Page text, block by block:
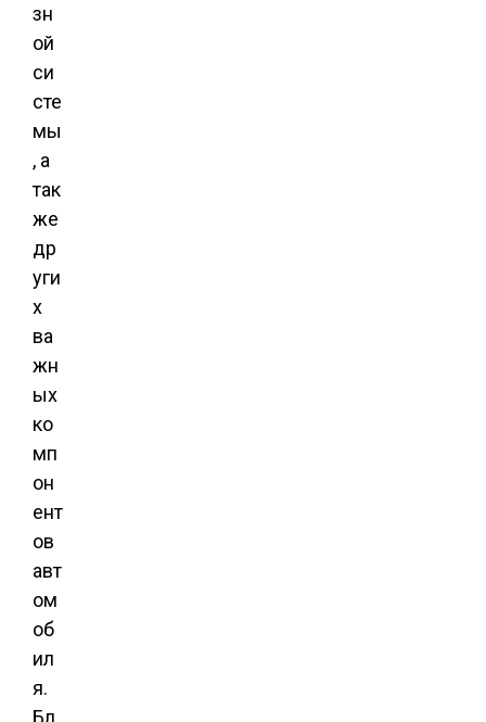
зн
ой
си
сте
мы
, а
так
же
др
уги
х
ва
жн
ых
ко
мп
он
ент
ов
авт
ом
об
ил
я.
Бл